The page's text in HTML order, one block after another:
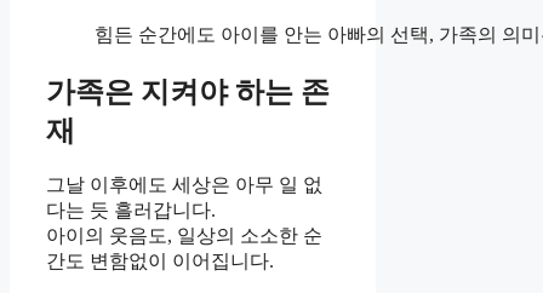
힘든 순간에도 아이를 안는 아빠의 선택, 가족의 의
가족은 지켜야 하는 존
재
그날 이후에도 세상은 아무 일 없
다는 듯 흘러갑니다.
아이의 웃음도, 일상의 소소한 순
간도 변함없이 이어집니다.